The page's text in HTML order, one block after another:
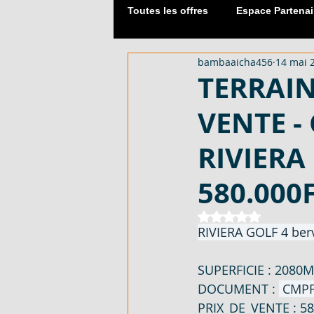
Toutes les offres Espace
Matériaux de Construction
2054 M² AVEC CPF - EN VENTE -
APPARTEMENT 03 PIECES - EN
LOTISSEMENT À AKOURÉ 200
VENTE -
bambaaicha456 14 mai
Noté NaN étoiles
RIVIERA GOLF 4
SUPERFICIE :
DOCUMENT :
PRIX_DE_VENTE :